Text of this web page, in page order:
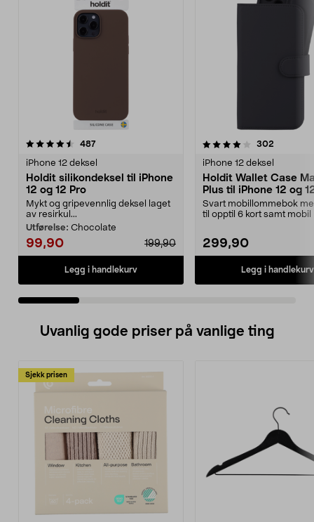
487anmeldelser
iPhone 12 deksel
Holdit silikondeksel til iPhone
12 og 12 Pro
Mykt og gripevennlig deksel laget
av resirkul...
Utførelse: Chocolate
99,90 199,90
Legg i handlekurv
4.0 av 5 stjerner 302
iPhone 12 deksel
Holdit Wallet Case
Plus til iPhone 12 og
Svart mobillommebok
til opptil 6 kort samt
299,90
Legg i handlekurv
4.0 av 5 stjerner
Uvanlig gode priser på vanlige ting
Sjekk prisen